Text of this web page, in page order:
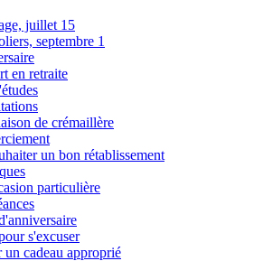
juillet 15
septembre 1
en retraite
de crémaillère
un bon rétablissement
particulière
s'excuser
cadeau approprié